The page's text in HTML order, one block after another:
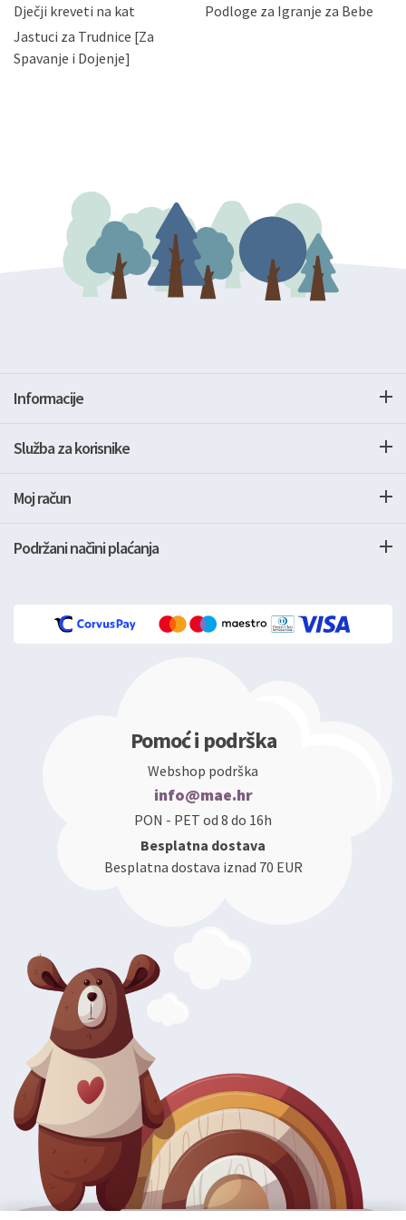
zatražiti prestanak aktivnosti obrade Vaših osobnih
podataka. Opoziv privole možete podnijeti poštom na
gore navedenu adresu ili e-mailom na adresu:
Dječji kreveti na kat
Podloge za Igranje za Bebe
Jastuci za Trudnice [Za
Spavanje i Dojenje]
Informacije
Služba za korisnike
Moj račun
Podržani načini plaćanja
Pomoć i podrška
Webshop podrška
info@mae.hr
PON - PET od 8 do 16h
Besplatna dostava
Besplatna dostava iznad 70 EUR